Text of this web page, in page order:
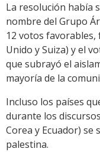
La resolución había
nombre del Grupo
12 votos favorables,
Unido y Suiza) y el
que subrayó el
mayoría de la
Incluso los países
durante los
Corea y Ecuador)
palestina.